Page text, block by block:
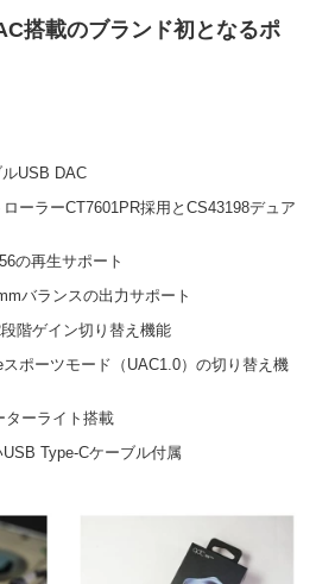
搭載のブランド初となるポ
USB DAC
ーラーCT7601PR採用とCS43198デュア
の再生サポート
バランスの出力サポート
階ゲイン切り替え機能
ポーツモード（UAC1.0）の切り替え機
ターライト搭載
Type-Cケーブル付属